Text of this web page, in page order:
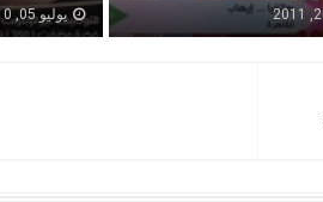
يوليو 05, 2010